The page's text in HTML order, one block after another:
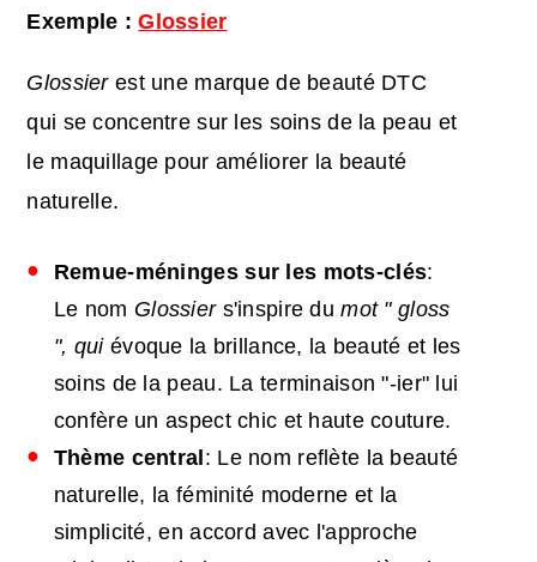
Exemple :Glossier
Glossierest une marque de beauté DTC
qui se concentre sur les soins de la peau et
le maquillage pour améliorer la beauté
naturelle.
Remue-méninges sur les mots-clés:
Le nom Glossiers'inspire dumot " gloss
", quiévoque la brillance, la beauté et les
soins de la peau. La terminaison "-ier" lui
confère un aspect chic et haute couture.
Thème central : Le nom reflète la beauté
naturelle, la féminité moderne et la
simplicité, en accord avec l'approche